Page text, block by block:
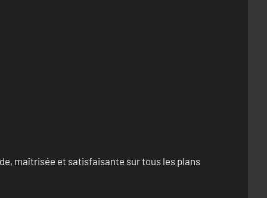
maîtrisée et satisfaisante sur tous les plans